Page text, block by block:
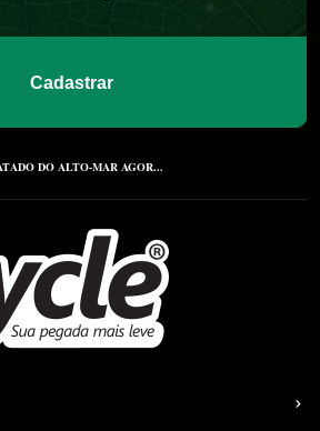
Cadastrar
DO ALTO-MAR AGOR...